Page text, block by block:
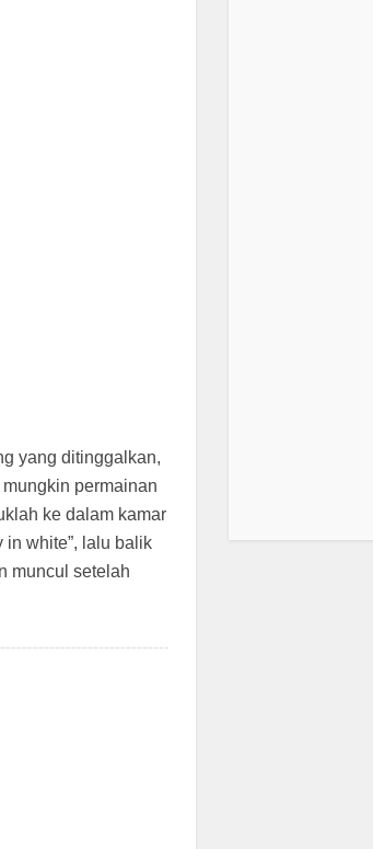
yang ditinggalkan,
permainan
ke dalam kamar
in white”, lalu balik
muncul setelah